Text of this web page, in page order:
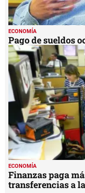
ECONOMÍA
Pago de sueldos
ECONOMÍA
Finanzas paga
transferencias a